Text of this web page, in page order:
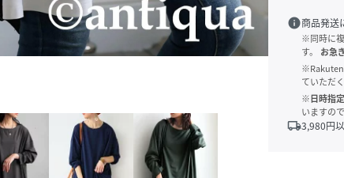
info商品発送
※同時に
す。
お急
※Rakuten
ていただ
※日時指
いますの
local_shipping3,980円